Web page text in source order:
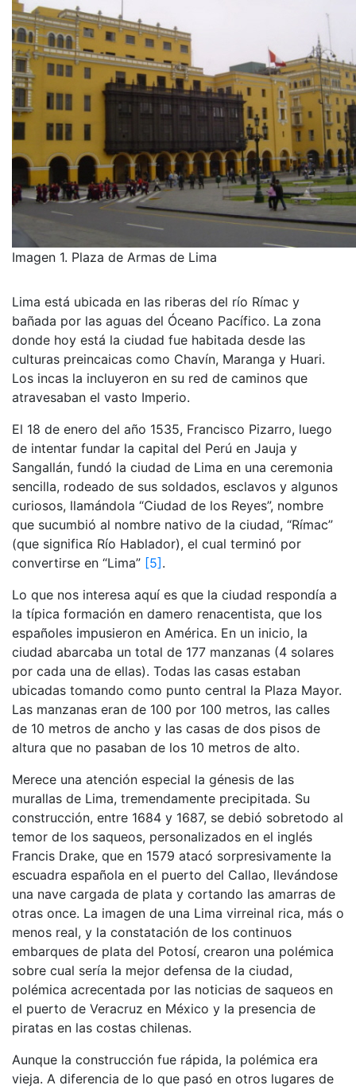
Imagen 1. Plaza de Armas de Lima
Lima está ubicada en las riberas del río Rímac y
bañada por las aguas del Óceano Pacífico. La zona
donde hoy está la ciudad fue habitada desde las
culturas preincaicas como Chavín, Maranga y Huari.
Los incas la incluyeron en su red de caminos que
atravesaban el vasto Imperio.
El 18 de enero del año 1535, Francisco Pizarro, luego
de intentar fundar la capital del Perú en Jauja y
Sangallán, fundó la ciudad de Lima en una ceremonia
sencilla, rodeado de sus soldados, esclavos y algunos
curiosos, llamándola “Ciudad de los Reyes”, nombre
que sucumbió al nombre nativo de la ciudad, “Rímac”
(que significa Río Hablador), el cual terminó por
convertirse en “Lima” [5] .
Lo que nos interesa aquí es que la ciudad respondía a
la típica formación en damero renacentista, que los
españoles impusieron en América. En un inicio, la
ciudad abarcaba un total de 177 manzanas (4 solares
por cada una de ellas). Todas las casas estaban
ubicadas tomando como punto central la Plaza Mayor.
Las manzanas eran de 100 por 100 metros, las calles
de 10 metros de ancho y las casas de dos pisos de
altura que no pasaban de los 10 metros de alto.
Merece una atención especial la génesis de las
murallas de Lima, tremendamente precipitada. Su
construcción, entre 1684 y 1687, se debió sobretodo al
temor de los saqueos, personalizados en el inglés
Francis Drake, que en 1579 atacó sorpresivamente la
escuadra española en el puerto del Callao, llevándose
una nave cargada de plata y cortando las amarras de
otras once. La imagen de una Lima virreinal rica, más o
menos real, y la constatación de los continuos
embarques de plata del Potosí, crearon una polémica
sobre cual sería la mejor defensa de la ciudad,
polémica acrecentada por las noticias de saqueos en
el puerto de Veracruz en México y la presencia de
piratas en las costas chilenas.
Aunque la construcción fue rápida, la polémica era
vieja. A diferencia de lo que pasó en otros lugares de